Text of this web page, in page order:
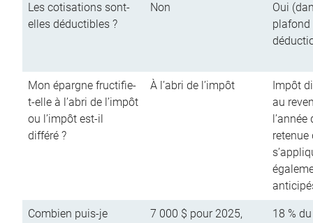
Les cotisations sont-
elles déductibles ?
Non
Oui
plafond
Mon épargne fructifie-
t-elle à l’abri de l’impôt
ou l’impôt est-il
différé ?
À l’abri de l’impôt
Impôt
au
retenue
Combien puis-je
7 000 $ pour 2025,
18 %